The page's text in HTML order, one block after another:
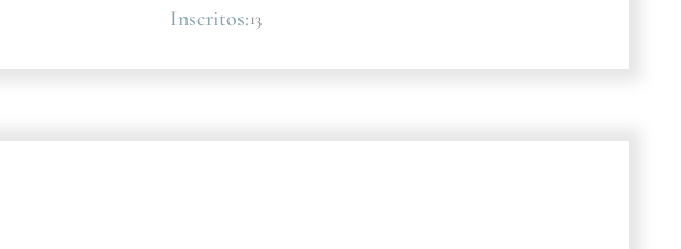
Inscritos:13